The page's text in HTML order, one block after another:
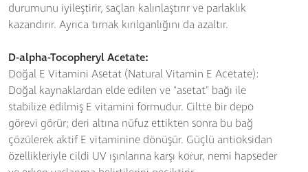
durumunu iyileştirir, saçları kalınlaştırır ve parlaklık
kazandırır. Ayrıca tırnak kırılganlığını da azaltır.
D-alpha-Tocopheryl Acetate:
Doğal E Vitamini Asetat (Natural Vitamin E Acetate):
Doğal kaynaklardan elde edilen ve "asetat" bağı ile
stabilize edilmiş E vitamini formudur. Ciltte bir depo
görevi görür; deri altına nüfuz ettikten sonra bu bağ
çözülerek aktif E vitaminine dönüşür. Güçlü antioksidan
özellikleriyle cildi UV ışınlarına karşı korur, nemi hapseder